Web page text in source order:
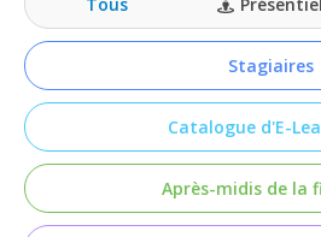
Stagiaires
Catalogue d'E-
Après-midis de la